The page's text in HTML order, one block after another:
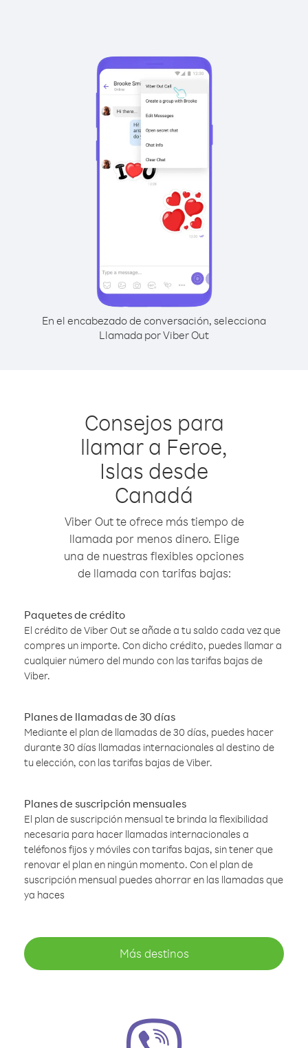
En el encabezado de conversación, selecciona
Llamada por Viber Out
Consejos para
llamar a Feroe,
Islas desde
Canadá
Viber Out te ofrece más tiempo de
llamada por menos dinero. Elige
una de nuestras flexibles opciones
de llamada con tarifas bajas:
Paquetes de crédito
El crédito de Viber Out se añade a tu saldo cada vez que
compres un importe. Con dicho crédito, puedes llamar a
cualquier número del mundo con las tarifas bajas de
Viber.
Planes de llamadas de 30 días
Mediante el plan de llamadas de 30 días, puedes hacer
durante 30 días llamadas internacionales al destino de
tu elección, con las tarifas bajas de Viber.
Planes de suscripción mensuales
El plan de suscripción mensual te brinda la flexibilidad
necesaria para hacer llamadas internacionales a
teléfonos fijos y móviles con tarifas bajas, sin tener que
renovar el plan en ningún momento. Con el plan de
suscripción mensual puedes ahorrar en las llamadas que
ya haces
Más destinos